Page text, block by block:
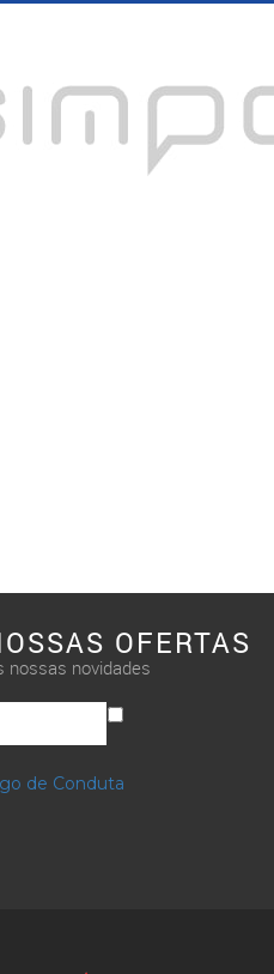
OFERTAS
nossas novidades
de Conduta